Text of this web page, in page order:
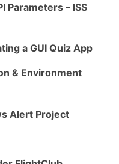
Parameters – ISS
a GUI Quiz App
& Environment
Alert Project